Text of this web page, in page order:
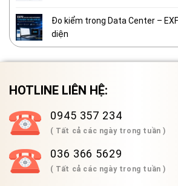
Đo kiểm trong Data Center –
diện
HOTLINE LIÊN HỆ:
0945 357 234
( Tất cả các ngày trong tuần )
036 366 5629
( Tất cả các ngày trong tuần )